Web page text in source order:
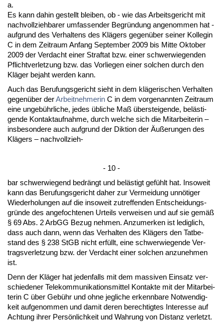
a.
Es kann da­hin ge­stellt blei­ben, ob - wie das Ar­beits­ge­richt mit
nach­voll­zieh­ba­rer um­fas­sen­der Be­gründung an­ge­nom­men hat -
auf­grund des Ver­hal­tens des Klägers ge­genüber sei­ner Kol­le­gin
C in dem Zeit­raum An­fang Sep­tem­ber 2009 bis Mit­te Ok­to­ber
2009 der Ver­dacht ei­ner Straf­tat bzw. ei­ner schwer­wie­gen­den
Pflicht­ver­let­zung bzw. das Vor­lie­gen ei­ner sol­chen durch den
Kläger be­jaht wer­den kann.
Auch das Be­ru­fungs­ge­richt sieht in dem kläge­ri­schen Ver­hal­ten
ge­genüber derAr­beit­neh­me­rin C in dem vor­ge­nann­ten Zeit­raum
ei­ne un­gebühr­li­che, je­des übli­che Maß über­stei­gen­de, belästi­
gen­de Kon­takt­auf­nah­me, durch wel­che sich die Mit­ar­bei­te­rin –
ins­be­son­de­re auch auf­grund der Dik­ti­on der Äußerun­gen des
Klägers – nach­voll­zieh-
- 10 -
bar schwer­wie­gend be­drängt und belästigt gefühlt hat. In­so­weit
kann das Be­ru­fungs­ge­richt da­her zur Ver­mei­dung unnöti­ger
Wie­der­ho­lun­gen auf die in­so­weit zu­tref­fen­den Ent­schei­dungs­
gründe des an­ge­foch­te­nen Ur­teils ver­wei­sen und auf sie gemäß
§ 69 Abs. 2 ArbGG Be­zug neh­men. An­zu­mer­ken ist le­dig­lich,
dass auch dann, wenn das Ver­hal­ten des Klägers den Tat­be­
stand des § 238 StGB nicht erfüllt, ei­ne schwer­wie­gen­de Ver­
trags­ver­let­zung bzw. der Ver­dacht ei­ner sol­chen an­zu­neh­men
ist.
Denn der Kläger hat je­den­falls mit dem mas­si­ven Ein­satz ver­
schie­de­ner Te­le­kom­mu­ni­ka­ti­ons­mit­tel Kon­tak­te mit der Mit­ar­bei­
te­rin C über Gebühr und oh­ne jeg­li­che er­kenn­ba­re Not­wen­dig­
keit auf­ge­nom­men und da­mit de­ren be­rech­tig­tes In­ter­es­se auf
Ach­tung ih­rer Persönlich­keit und Wah­rung von Dis­tanz ver­letzt.